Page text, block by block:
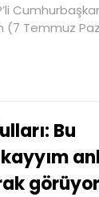
(7 Temmuz
Bu